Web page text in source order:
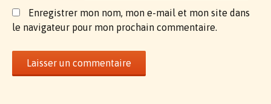
Enregistrer mon nom, mon e-mail et mon site dans
le navigateur pour mon prochain commentaire.